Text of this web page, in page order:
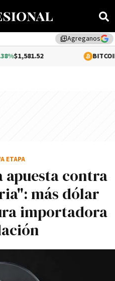
library_addAgreganos
1.32%
contra
más dólar
importadora
ETAPA